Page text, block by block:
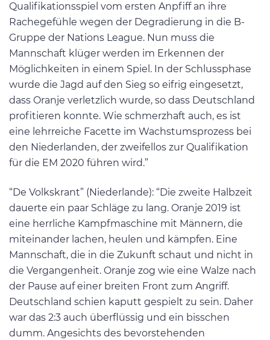
Qualifikationsspiel vom ersten Anpfiff an ihre
Rachegefühle wegen der Degradierung in die B-
Gruppe der Nations League. Nun muss die
Mannschaft klüger werden im Erkennen der
Möglichkeiten in einem Spiel. In der Schlussphase
wurde die Jagd auf den Sieg so eifrig eingesetzt,
dass Oranje verletzlich wurde, so dass Deutschland
profitieren konnte. Wie schmerzhaft auch, es ist
eine lehrreiche Facette im Wachstumsprozess bei
den Niederlanden, der zweifellos zur Qualifikation
für die EM 2020 führen wird.”
“De Volkskrant” (Niederlande): “Die zweite Halbzeit
dauerte ein paar Schläge zu lang. Oranje 2019 ist
eine herrliche Kampfmaschine mit Männern, die
miteinander lachen, heulen und kämpfen. Eine
Mannschaft, die in die Zukunft schaut und nicht in
die Vergangenheit. Oranje zog wie eine Walze nach
der Pause auf einer breiten Front zum Angriff.
Deutschland schien kaputt gespielt zu sein. Daher
war das 2:3 auch überflüssig und ein bisschen
dumm. Angesichts des bevorstehenden